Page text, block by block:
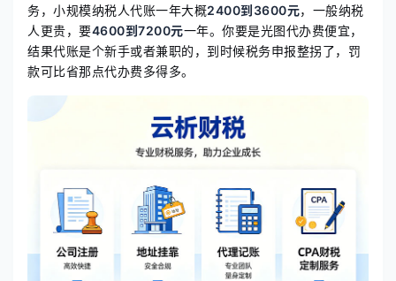
务，小规模纳税人代账一年大概2400到3600元，一般纳税
人更贵，要4600到7200元一年。你要是光图代办费便宜，
结果代账是个新手或者兼职的，到时候税务申报整拐了，罚
款可比省那点代办费多得多。